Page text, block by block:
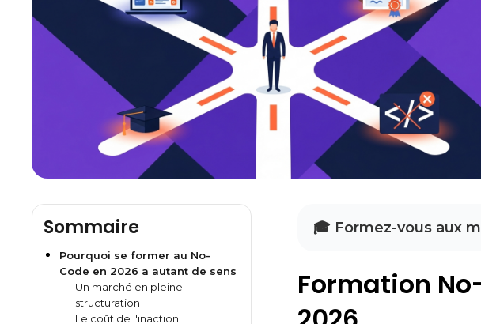
Sommaire
Pourquoi se former au No-
Code en 2026 a autant de sens
Un marché en pleine
structuration
Le coût de l'inaction
🎓 Formez-vous aux
Formation